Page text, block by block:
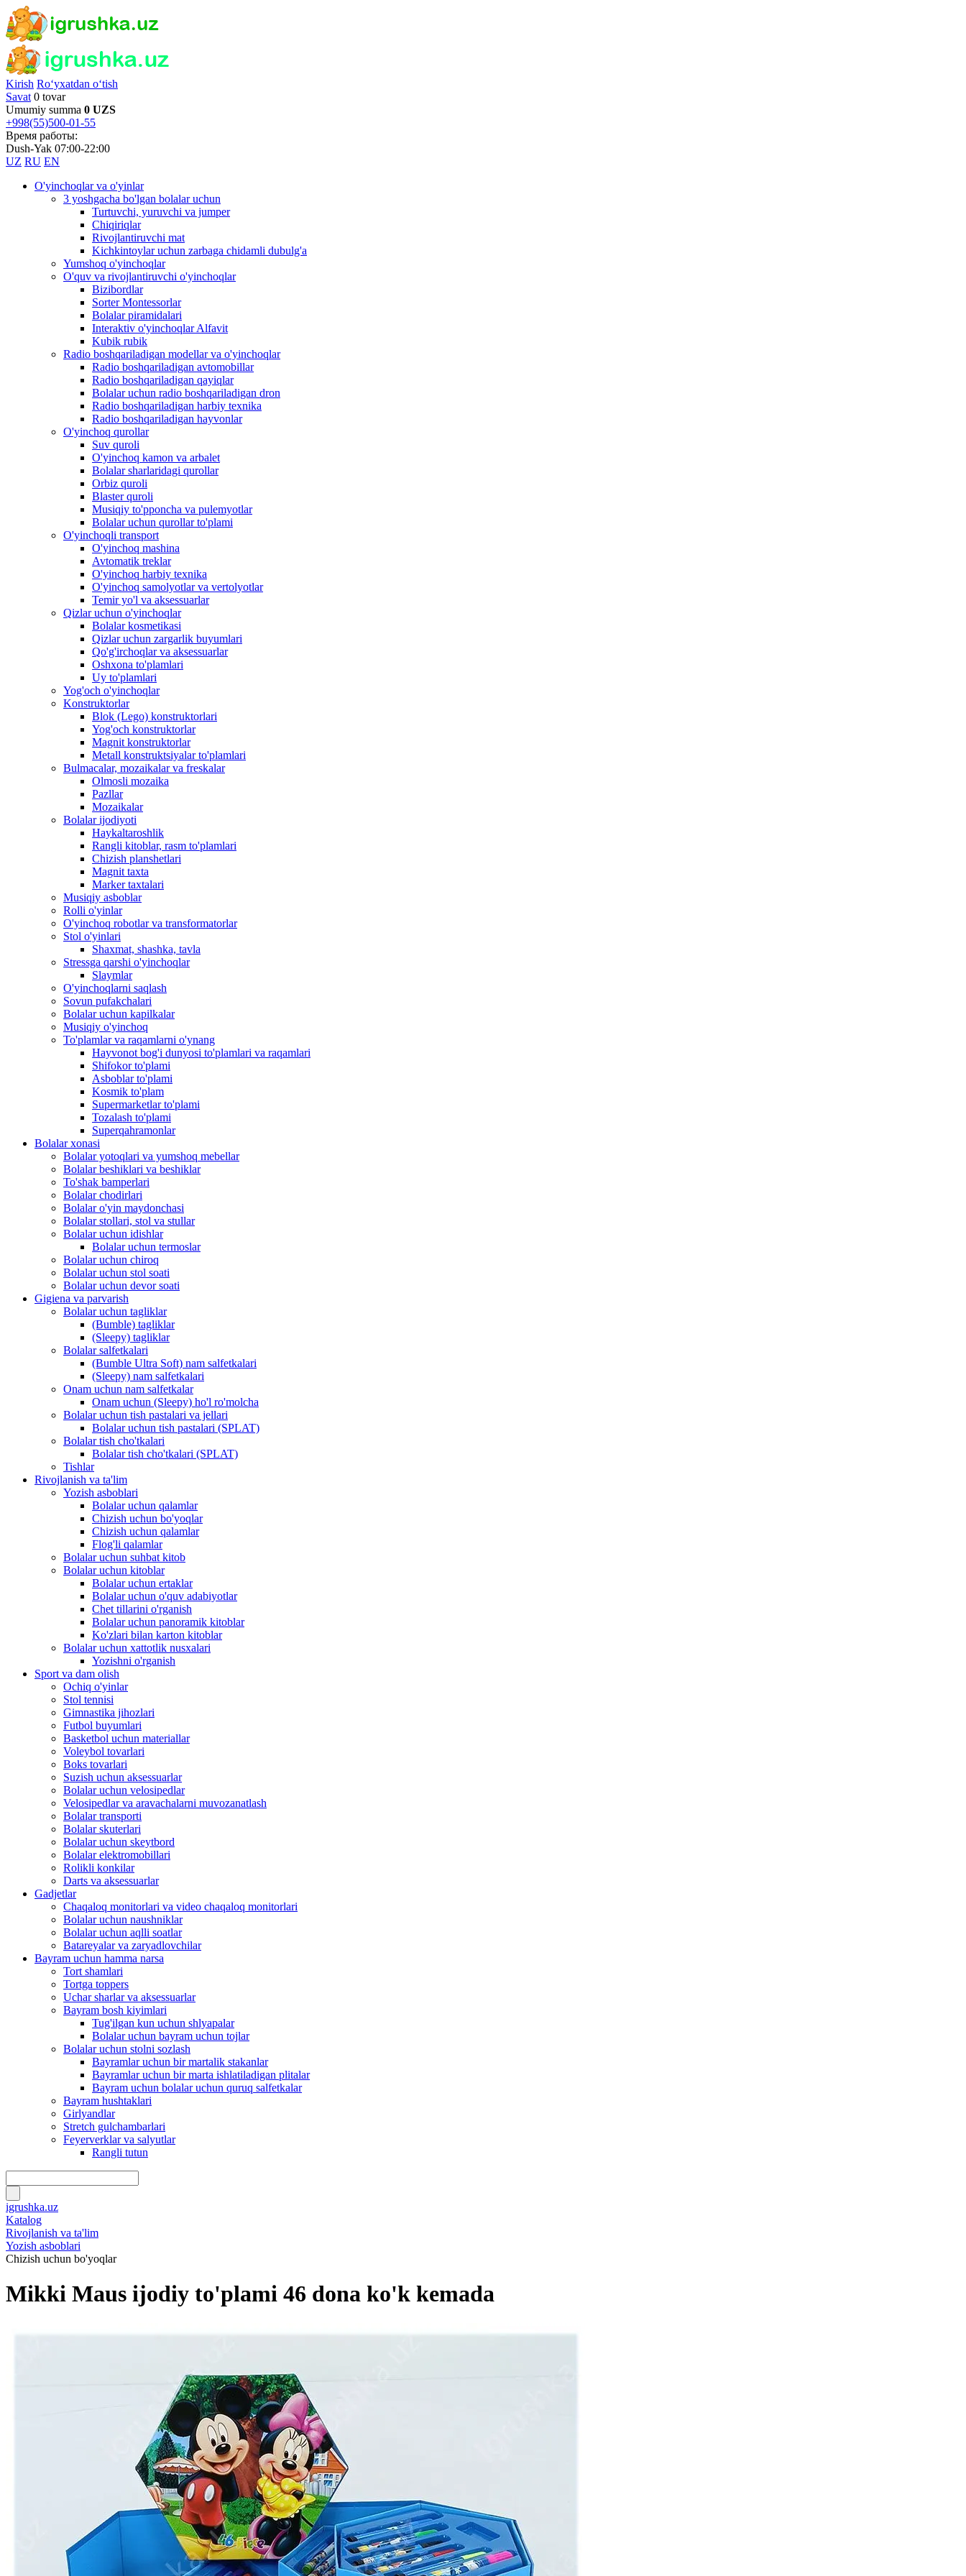
Kirish Ro‘yxatdan o‘tish
Savat 0 tovar
Umumiy summa 0 UZS
+998(55)500-01-55
Время работы:
Dush-Yak 07:00-22:00
UZ RU EN
O'yinchoqlar va o'yinlar
3 yoshgacha bo'lgan bolalar uchun
Turtuvchi, yuruvchi va jumper
Chiqiriqlar
Rivojlantiruvchi mat
Kichkintoylar uchun zarbaga chidamli dubulg'a
Yumshoq o'yinchoqlar
O'quv va rivojlantiruvchi o'yinchoqlar
Bizibordlar
Sorter Montessorlar
Bolalar piramidalari
Interaktiv o'yinchoqlar Alfavit
Kubik rubik
Radio boshqariladigan modellar va o'yinchoqlar
Radio boshqariladigan avtomobillar
Radio boshqariladigan qayiqlar
Bolalar uchun radio boshqariladigan dron
Radio boshqariladigan harbiy texnika
Radio boshqariladigan hayvonlar
O'yinchoq qurollar
Suv quroli
O'yinchoq kamon va arbalet
Bolalar sharlaridagi qurollar
Orbiz quroli
Blaster quroli
Musiqiy to'pponcha va pulemyotlar
Bolalar uchun qurollar to'plami
O'yinchoqli transport
O'yinchoq mashina
Avtomatik treklar
O'yinchoq harbiy texnika
O'yinchoq samolyotlar va vertolyotlar
Temir yo'l va aksessuarlar
Qizlar uchun o'yinchoqlar
Bolalar kosmetikasi
Qizlar uchun zargarlik buyumlari
Qo'g'irchoqlar va aksessuarlar
Oshxona to'plamlari
Uy to'plamlari
Yog'och o'yinchoqlar
Konstruktorlar
Blok (Lego) konstruktorlari
Yog'och konstruktorlar
Magnit konstruktorlar
Metall konstruktsiyalar to'plamlari
Bulmacalar, mozaikalar va freskalar
Olmosli mozaika
Pazllar
Mozaikalar
Bolalar ijodiyoti
Haykaltaroshlik
Rangli kitoblar, rasm to'plamlari
Chizish planshetlari
Magnit taxta
Marker taxtalari
Musiqiy asboblar
Rolli o'yinlar
O'yinchoq robotlar va transformatorlar
Stol o'yinlari
Shaxmat, shashka, tavla
Stressga qarshi o'yinchoqlar
Slaymlar
O'yinchoqlarni saqlash
Sovun pufakchalari
Bolalar uchun kapilkalar
Musiqiy o'yinchoq
To'plamlar va raqamlarni o'ynang
Hayvonot bog'i dunyosi to'plamlari va raqamlari
Shifokor to'plami
Asboblar to'plami
Kosmik to'plam
Supermarketlar to'plami
Tozalash to'plami
Superqahramonlar
Bolalar xonasi
Bolalar yotoqlari va yumshoq mebellar
Bolalar beshiklari va beshiklar
To'shak bamperlari
Bolalar chodirlari
Bolalar o'yin maydonchasi
Bolalar stollari, stol va stullar
Bolalar uchun idishlar
Bolalar uchun termoslar
Bolalar uchun chiroq
Bolalar uchun stol soati
Bolalar uchun devor soati
Gigiena va parvarish
Bolalar uchun tagliklar
(Bumble) tagliklar
(Sleepy) tagliklar
Bolalar salfetkalari
(Bumble Ultra Soft) nam salfetkalari
(Sleepy) nam salfetkalari
Onam uchun nam salfetkalar
Onam uchun (Sleepy) ho'l ro'molcha
Bolalar uchun tish pastalari va jellari
Bolalar uchun tish pastalari (SPLAT)
Bolalar tish cho'tkalari
Bolalar tish cho'tkalari (SPLAT)
Tishlar
Rivojlanish va ta'lim
Yozish asboblari
Bolalar uchun qalamlar
Chizish uchun bo'yoqlar
Chizish uchun qalamlar
Flog'li qalamlar
Bolalar uchun suhbat kitob
Bolalar uchun kitoblar
Bolalar uchun ertaklar
Bolalar uchun o'quv adabiyotlar
Chet tillarini o'rganish
Bolalar uchun panoramik kitoblar
Ko'zlari bilan karton kitoblar
Bolalar uchun xattotlik nusxalari
Yozishni o'rganish
Sport va dam olish
Ochiq o'yinlar
Stol tennisi
Gimnastika jihozlari
Futbol buyumlari
Basketbol uchun materiallar
Voleybol tovarlari
Boks tovarlari
Suzish uchun aksessuarlar
Bolalar uchun velosipedlar
Velosipedlar va aravachalarni muvozanatlash
Bolalar transporti
Bolalar skuterlari
Bolalar uchun skeytbord
Bolalar elektromobillari
Rolikli konkilar
Darts va aksessuarlar
Gadjetlar
Chaqaloq monitorlari va video chaqaloq monitorlari
Bolalar uchun naushniklar
Bolalar uchun aqlli soatlar
Batareyalar va zaryadlovchilar
Bayram uchun hamma narsa
Tort shamlari
Tortga toppers
Uchar sharlar va aksessuarlar
Bayram bosh kiyimlari
Tug'ilgan kun uchun shlyapalar
Bolalar uchun bayram uchun tojlar
Bolalar uchun stolni sozlash
Bayramlar uchun bir martalik stakanlar
Bayramlar uchun bir marta ishlatiladigan plitalar
Bayram uchun bolalar uchun quruq salfetkalar
Bayram hushtaklari
Girlyandlar
Stretch gulchambarlari
Feyerverklar va salyutlar
Rangli tutun
igrushka.uz
Katalog
Rivojlanish va ta'lim
Yozish asboblari
Chizish uchun bo'yoqlar
Mikki Maus ijodiy to'plami 46 dona ko'k kemada